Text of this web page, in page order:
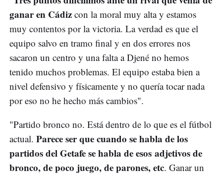
ganar en Cádiz con la moral muy alta y estamos
muy contentos por la victoria. La verdad es que el
equipo salvo en tramo final y en dos errores nos
sacaron un centro y una falta a Djené no hemos
tenido muchos problemas. El equipo estaba bien a
nivel defensivo y físicamente y no quería tocar nada
por eso no he hecho más cambios".
"Partido bronco no. Está dentro de lo que es el fútbol
actual. Parece ser que cuando se habla de los
partidos del Getafe se habla de esos adjetivos de
bronco, de poco juego, de parones, etc. Ganar un